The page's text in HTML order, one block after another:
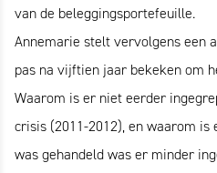
van de beleggingsportefeuille.
Annemarie stelt vervolgens een
pas na vijftien jaar bekeken om
Waarom is er niet eerder
crisis (2011-2012), en waarom
was gehandeld was er minder